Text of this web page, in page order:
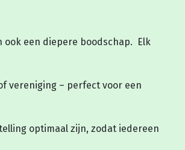
ook een diepere boodschap. Elk
vereniging – perfect voor een
optimaal zijn, zodat iedereen